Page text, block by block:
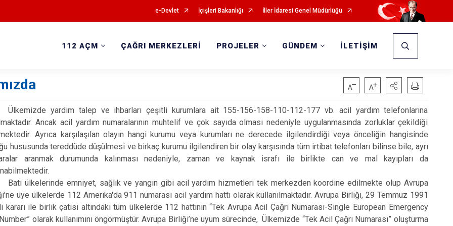
e-Devlet İçişleri Bakanlığı İller İdaresi Genel Müdürlüğü
112 AÇM ÇAĞRI MERKEZLERİ PROJELER GÜNDEM İLETİŞİM
Ülkemizde yardım talep ve ihbarları çeşitli kurumlara ait 155-156-158-110-112-177 vb. acil yardım telefonlarına
Ancak acil yardım numaralarının muhtelif ve çok sayıda olması nedeniyle uygulanmasında zorluklar çekildiği
Ayrıca karşılaşılan olayın hangi kurumu veya kurumları ne derecede ilgilendirdiği veya önceliğin hangisinde
hususunda tereddüde düşülmesi ve birkaç kurumu ilgilendiren bir olay karşısında tüm irtibat telefonları bilinse bile, ayrı
aranmak durumunda kalınması nedeniyle, zaman ve kaynak israfı ile birlikte can ve mal kayıpları da
Batı ülkelerinde emniyet, sağlık ve yangın gibi acil yardım hizmetleri tek merkezden koordine edilmekte olup Avrupa
üye ülkelerde 112 Amerika'da 911 numarası acil yardım hattı olarak kullanılmaktadır. Avrupa Birliği, 29 Temmuz 1991
kararı ile birlik çatısı altındaki tüm ülkelerde 112 hattının “Tek Avrupa Acil Çağrı Numarası-Single European Emergency
olarak kullanımını öngörmüştür. Avrupa Birliği’ne uyum sürecinde, Ülkemizde “Tek Acil Çağrı Numarası” oluşturma